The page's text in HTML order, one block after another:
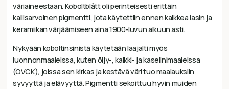
väriaineestaan. Koboltblått oli perinteisesti erittäin
kallisarvoinen pigmentti, jota käytettiin ennen kaikkea lasin ja
keramiikan värjäämiseen aina 1900-luvun alkuun asti.
Nykyään koboltinsinistä käytetään laajalti myös
luonnonmaaleissa, kuten öljy-, kalkki- ja kaseiinimaaleissa
(OVCK), joissa sen kirkas ja kestävä väri tuo maalauksiin
syvyyttä ja elävyyttä. Pigmentti sekoittuu hyvin muiden